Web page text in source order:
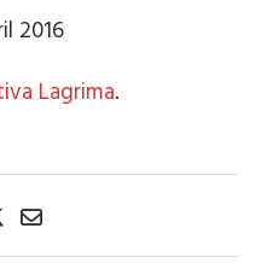
2016
Lagrima.